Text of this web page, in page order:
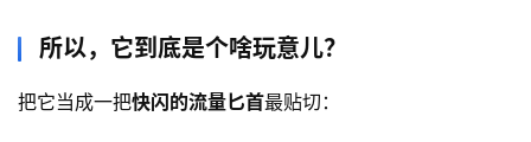
中
创
网
所以，它到底是个啥玩意儿？
把它当成一把快闪的流量匕首最贴切：